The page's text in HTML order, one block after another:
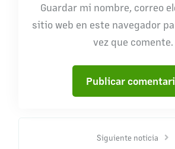
Guardar mi nombre, correo
sitio web en este navegador
vez que comente.
Siguiente noticia